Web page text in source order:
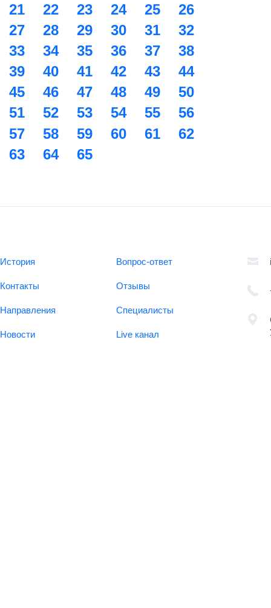
21
22 23 24 25
26
27
28 29 30 31
32
33
34 35 36 37
38
39
40 41 42 43
44
45
46 47 48 49
50
51
52 53 54 55
56
57
58 59 60 61
62
63
64 65
История Вопрос-ответ
Контакты Отзывы
Направления Специалисты
Новости Live канал